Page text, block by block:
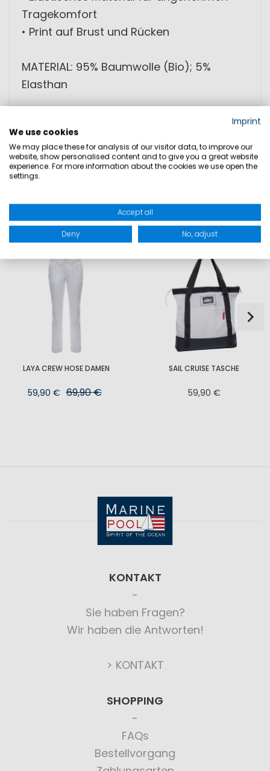
Tragekomfort
• Print auf Brust und Rücken
MATERIAL: 95% Baumwolle (Bio); 5%
Elasthan
PRODUKTSICHERHEIT
DAZU PASST
LAYA CREW HOSE DAMEN
59,90 € 69,90 €
SAIL CRUISE TASCHE
59,90 €
KONTAKT
Sie haben Fragen?
Wir haben die Antworten!
> KONTAKT
SHOPPING
FAQs
Bestellvorgang
Imprint
We use cookies
We may place these for analysis of our visitor data, to improve our
website, show personalised content and to give you a great website
experience. For more information about the cookies we use open the
settings.
Accept all
Deny No, adjust